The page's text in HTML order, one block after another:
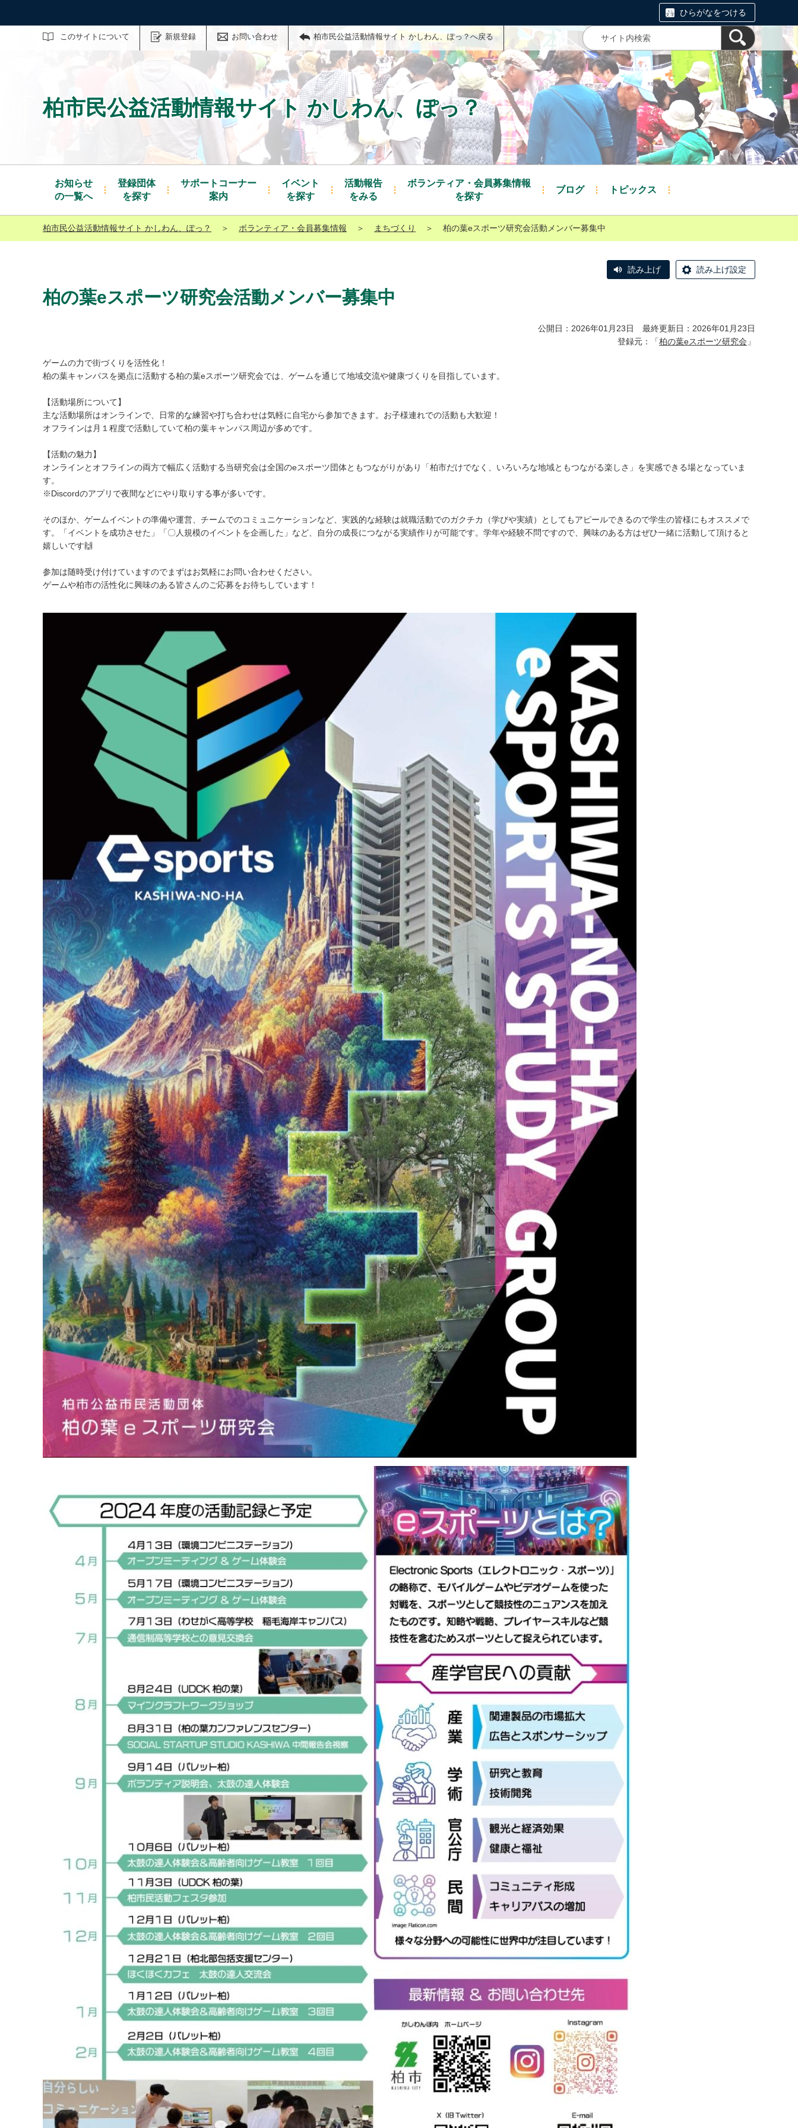
ひらがなをつける
このサイトについて 新規登録 お問い合わせ 柏市民公益活動情報サイト かしわん、ぽっ？へ戻る
サイト内検索
柏市民公益活動情報サイト かしわん、ぽっ？
お知らせ
の一覧へ
登録団体
を探す
サポートコーナー
案内
イベント
を探す
活動報告
をみる
ボランティア・会員募集情報
を探す
ブログ トピックス
柏市民公益活動情報サイト かしわん、ぽっ？ ＞ ボランティア・会員募集情報 ＞ まちづくり ＞ 柏の葉eスポーツ研究会活動メンバー募集中
読み上げ 読み上げ設定
柏の葉eスポーツ研究会活動メンバー募集中
公開日：2026年01月23日 最終更新日：2026年01月23日
登録元：「柏の葉eスポーツ研究会 」
ゲームの力で街づくりを活性化！
柏の葉キャンパスを拠点に活動する柏の葉eスポーツ研究会では、ゲームを通じて地域交流や健康づくりを目指しています。
【活動場所について】
主な活動場所はオンラインで、日常的な練習や打ち合わせは気軽に自宅から参加できます。お子様連れでの活動も大歓迎！
オフラインは月１程度で活動していて柏の葉キャンパス周辺が多めです。
【活動の魅力】
オンラインとオフラインの両方で幅広く活動する当研究会は全国のeスポーツ団体ともつながりがあり「柏市だけでなく、いろいろな地域ともつながる楽しさ」を実感できる場となっていま
す。
※Discordのアプリで夜間などにやり取りする事が多いです。
そのほか、ゲームイベントの準備や運営、チームでのコミュニケーションなど、実践的な経験は就職活動でのガクチカ（学びや実績）としてもアピールできるので学生の皆様にもオススメで
す。「イベントを成功させた」「〇人規模のイベントを企画した」など、自分の成長につながる実績作りが可能です。学年や経験不問ですので、興味のある方はぜひ一緒に活動して頂けると
嬉しいです🙌
参加は随時受け付けていますのでまずはお気軽にお問い合わせください。
ゲームや柏市の活性化に興味のある皆さんのご応募をお待ちしています！